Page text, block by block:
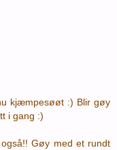
kjæmpesøøt :) Blir gøy
i gang :)
Gøy med et rundt